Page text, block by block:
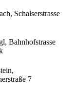
Schalserstrasse
Bahnhofstrasse
7